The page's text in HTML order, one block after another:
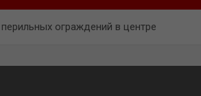
ограждений в центре